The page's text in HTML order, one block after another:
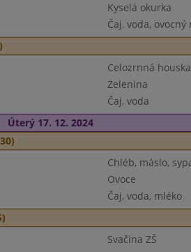
Kyselá okurka
Čaj, voda, ovocný
Celozrnná
Zelenina
Čaj, voda
Úterý 17. 12. 2024
Chléb, máslo,
Ovoce
Čaj, voda, mléko
Svačina ZŠ